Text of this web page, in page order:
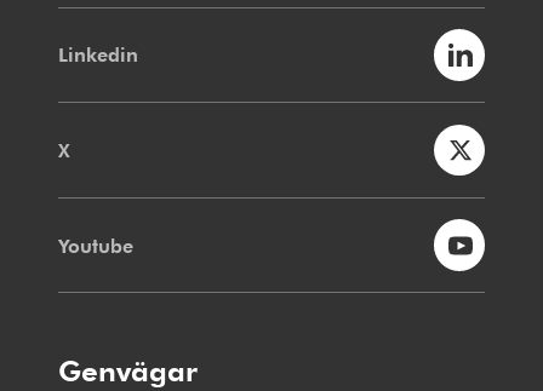
Linkedin
X
Youtube
Genvägar